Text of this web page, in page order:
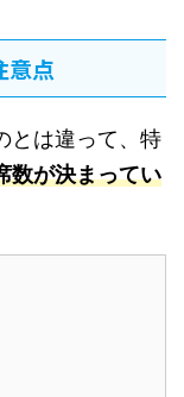
意点
とは違って、特
数が決まってい